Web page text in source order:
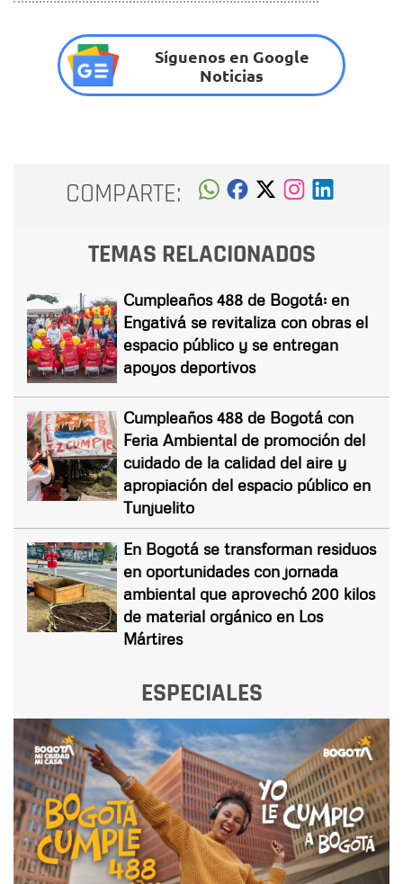
Síguenos en Google
Noticias
COMPARTE:
TEMAS RELACIONADOS
Cumpleaños 488 de Bogotá: en
Engativá se revitaliza con obras el
espacio público y se entregan
apoyos deportivos
Cumpleaños 488 de Bogotá con
Feria Ambiental de promoción del
cuidado de la calidad del aire y
apropiación del espacio público en
Tunjuelito
En Bogotá se transforman residuos
en oportunidades con jornada
ambiental que aprovechó 200 kilos
de material orgánico en Los
Mártires
ESPECIALES